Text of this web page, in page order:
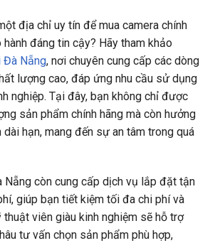
địa chỉ uy tín để mua camera chính
đáng tin cậy? Hãy tham khảo
Đà Nẵng, nơi chuyên cung cấp các dòng
lượng cao, đáp ứng nhu cầu sử dụng
nghiệp. Tại đây, bạn không chỉ được
sản phẩm chính hãng mà còn hưởng
dài hạn, mang đến sự an tâm trong quá
Nẵng còn cung cấp dịch vụ lắp đặt tận
giúp bạn tiết kiệm tối đa chi phí và
viên giàu kinh nghiệm sẽ hỗ trợ
tư vấn chọn sản phẩm phù hợp,